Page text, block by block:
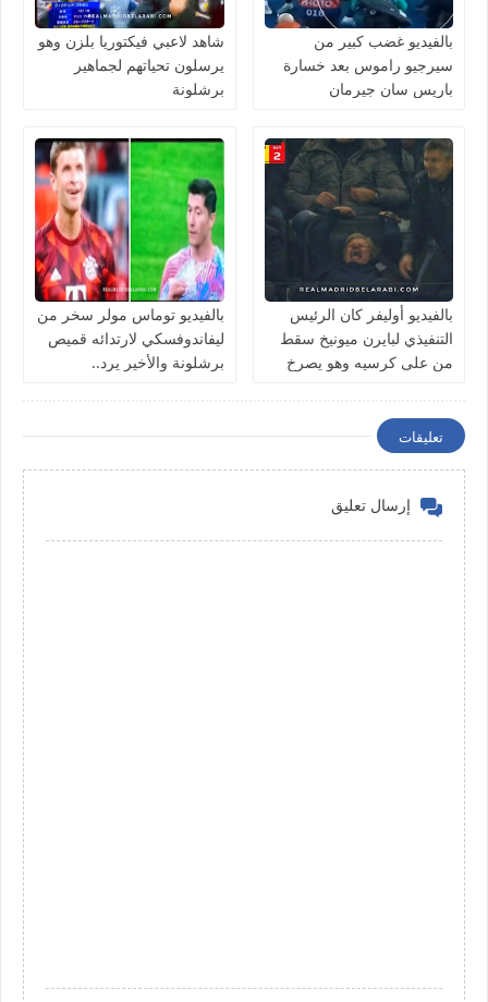
بالفيديو غضب كبير من
سيرجيو راموس بعد خسارة
باريس سان جيرمان
شاهد لاعبي فيكتوريا بلزن وهو
يرسلون تحياتهم لجماهير
برشلونة
بالفيديو ‏أوليفر كان الرئيس
التنفيذي لبايرن ميونيخ سقط
من على كرسيه وهو يصرخ
بالفيديو توماس مولر سخر من
ليفاندوفسكي لارتدائه قميص
برشلونة والأخير يرد..
تعليقات
إرسال تعليق